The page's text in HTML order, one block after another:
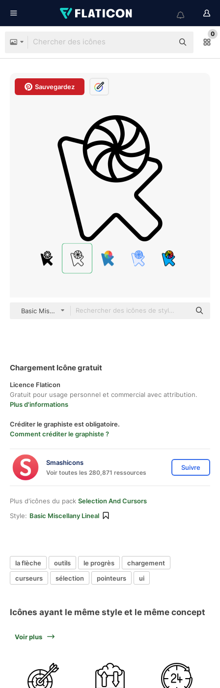
0
Sauvegardez
Basic Miscellany Lineal
Chargement Icône gratuit
Licence Flaticon
Gratuit pour usage personnel et commercial avec attribution.
Plus d'informations
Créditer le graphiste est obligatoire.
Comment créditer le graphiste ?
Smashicons
Voir toutes les 280,871 ressources
Suivre
Plus d'icônes du pack Selection And Cursors
Style: Basic Miscellany Lineal
la flèche outils le progrès
chargement
curseurs
sélection pointeurs ui
Icônes ayant le même style et le même concept
Voir plus